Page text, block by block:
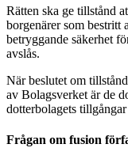
Rätten ska ge tillstånd
borgenärer som bestritt
betryggande säkerhet
avslås.
När beslutet om
av Bolagsverket är de
dotterbolagets
Frågan om fusion